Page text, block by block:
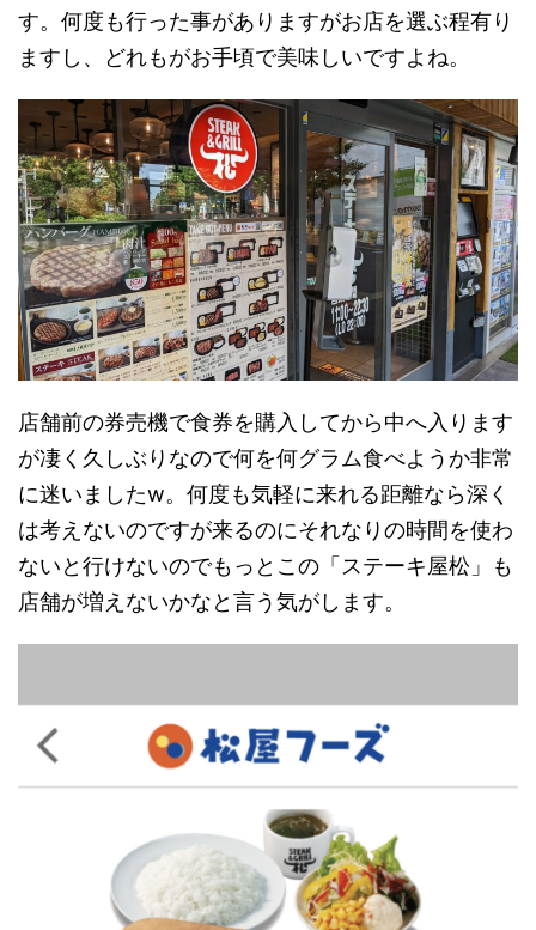
す。何度も行った事がありますがお店を選ぶ程有り
ますし、どれもがお手頃で美味しいですよね。
店舗前の券売機で食券を購入してから中へ入ります
が凄く久しぶりなので何を何グラム食べようか非常
に迷いましたw。何度も気軽に来れる距離なら深く
は考えないのですが来るのにそれなりの時間を使わ
ないと行けないのでもっとこの「ステーキ屋松」も
店舗が増えないかなと言う気がします。